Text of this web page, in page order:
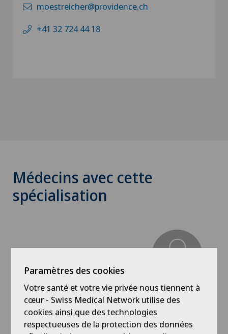
moestreicher@providence.ch
+41 32 724 44 18
Médecins avec cette
spécialisation
Hôpital de La Providence
Dr méd. Jean-Damien Nicodème
Spécialisation
Chirurgie du pied/de la cheville,
Paramètres des cookies
Votre santé et votre vie privée nous tiennent à
cœur - Swiss Medical Network utilise des
cookies ainsi que des technologies
respectueuses de la protection des données